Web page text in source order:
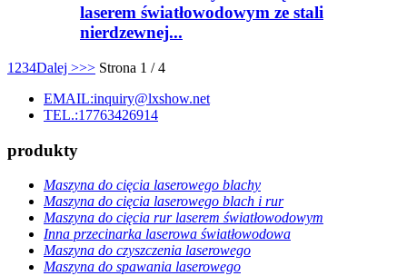
laserem światłowodowym ze stali
nierdzewnej...
1 234Dalej >>> Strona 1 / 4
EMAIL:inquiry@lxshow.net
TEL.:17763426914
produkty
Maszyna do cięcia laserowego blachy
Maszyna do cięcia laserowego blach i rur
Maszyna do cięcia rur laserem światłowodowym
Inna przecinarka laserowa światłowodowa
Maszyna do czyszczenia laserowego
Maszyna do spawania laserowego